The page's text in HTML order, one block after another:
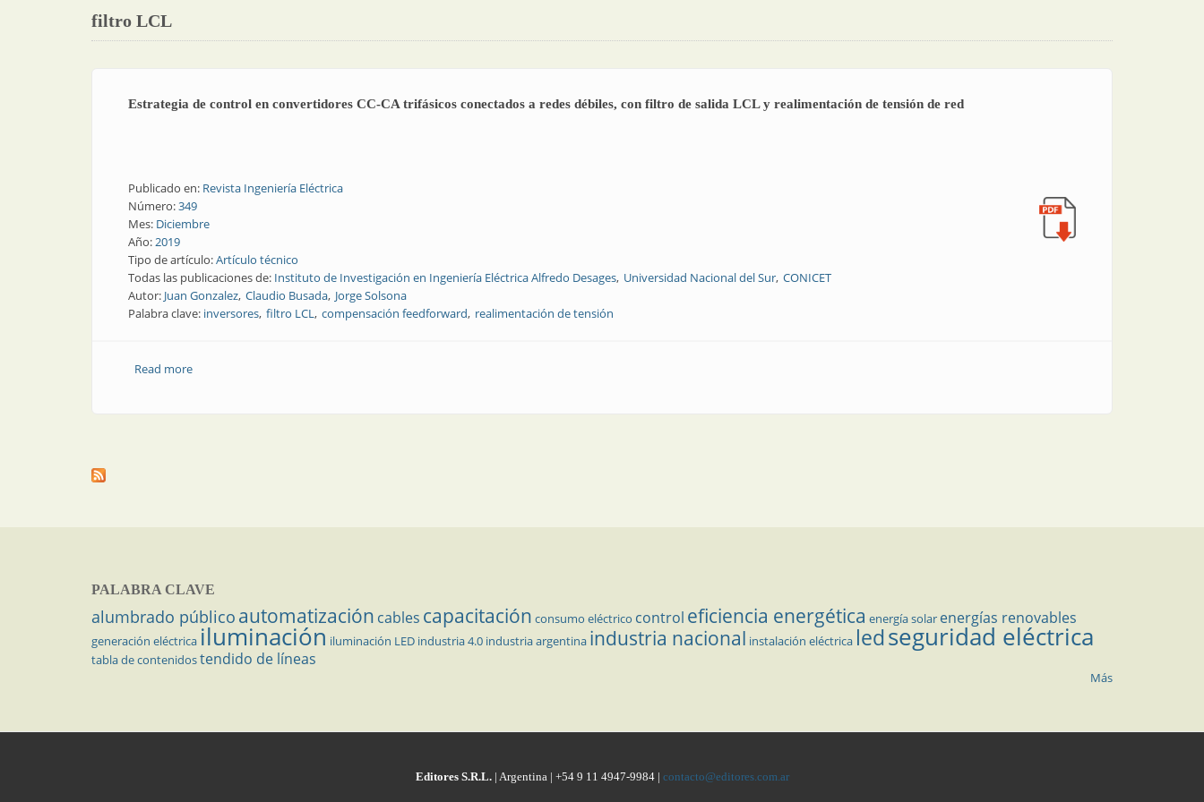
filtro LCL
Estrategia de control en convertidores CC-CA trifásicos conectados a redes débiles, con filtro de salida LCL y realimentación de tensión de red
Publicado en: Revista Ingeniería Eléctrica
Número:349
Mes: Diciembre
Año:2019
Tipo de artículo:Artículo técnico
Todas las publicaciones de: Instituto de Investigación en Ingeniería Eléctrica Alfredo Desages Universidad Nacional del Sur CONICET
Autor: Juan Gonzalez Claudio Busada Jorge Solsona
Palabra clave: inversores filtro LCL compensación feedforward realimentación de tensión
Read moreabout Estrategia de control en convertidores CC-CA trifásicos conectados a redes débiles, con filtro de salida LCL y realimentación de tensión de red
PALABRA CLAVE
alumbrado público automatización cables capacitación consumo eléctrico control eficiencia energética energía solar energías renovables
generación eléctrica iluminación iluminación LED industria 4.0 industria argentina industria nacional instalación eléctrica ledseguridad eléctrica
tabla de contenidostendido de líneas
Más
Editores S.R.L.| Argentina | +54 9 11 4947-9984 | contacto@editores.com.ar